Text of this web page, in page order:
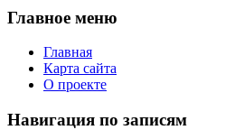
Главное меню
Главная
Карта сайта
О проекте
Навигация по записям